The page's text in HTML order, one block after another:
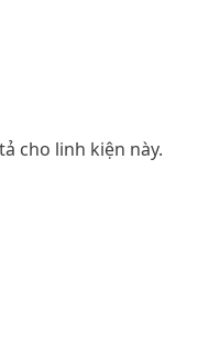
cho linh kiện này.